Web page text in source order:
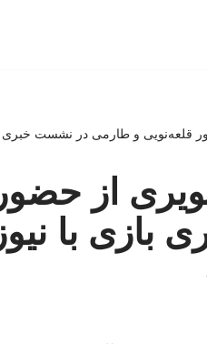
و طارمی در نشست خبری
از
با